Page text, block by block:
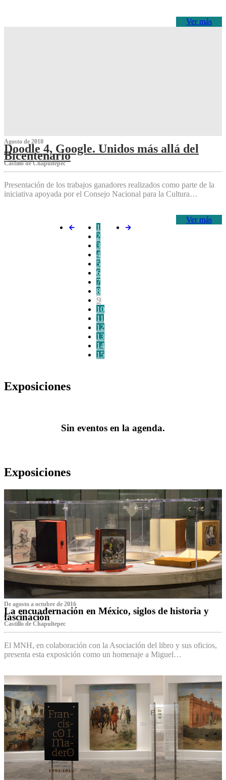
Ver más
Agosto de 2010
Doodle 4, Google. Unidos más allá del
Bicentenario
Castillo de Chapultepec
Presentación de los trabajos ganadores realizados como parte de la
iniciativa apoyada por el Consejo Nacional para la Cultura…
Ver más
1
2
3
4
5
6
7
8
9
10
11
12
13
14
15
Exposiciones
Sin eventos en la agenda.
Exposiciones
De agosto a octubre de 2016
La encuadernación en México, siglos de historia y
fascinación
Castillo de Chapultepec
El MNH, en colaboración con la Asociación del libro y sus oficios,
presenta esta exposición como un homenaje a Miguel…